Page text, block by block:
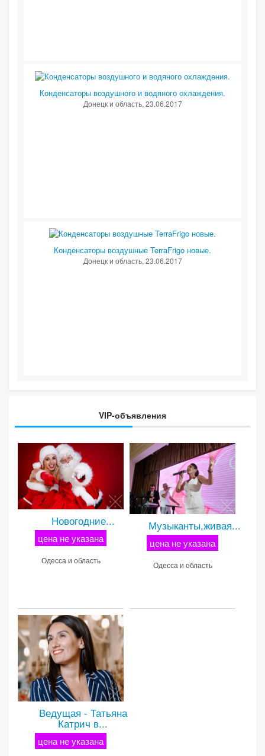
Конденсаторы воздушного и водяного охлаждения.
Донецк и область, 23.06.2017
Конденсаторы воздушные TerraFrigo новые.
Донецк и область, 23.06.2017
VIP-объявления
Новогодние...
цена не указана
Одесса и область
Музыканты,живая...
цена не указана
Одесса и область
Ведущая - Татьяна
Катрич в...
цена не указана